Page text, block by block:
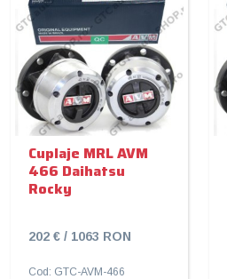
Cuplaje MRL AVM
466 Daihatsu
Rocky
202 € / 1063 RON
Cod: GTC-AVM-466